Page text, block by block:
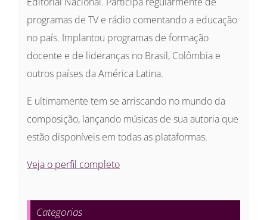
programas de TV e rádio comentando a educação
no país. Implantou programas de formação
docente e de lideranças no Brasil, Colômbia e
outros países da América Latina.
E ultimamente tem se arriscando no mundo da
composição, lançando músicas de sua autoria que
estão disponíveis em todas as plataformas.
Veja o perfil completo
Categorias